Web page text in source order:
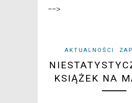
-->
AKTUALNOŚCI
KSIĄŻEK NA